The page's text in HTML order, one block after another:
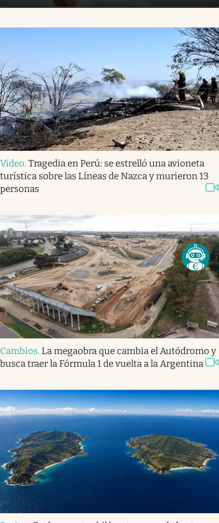
Video. Tragedia en Perú: se estrelló una avioneta
turística sobre las Líneas de Nazca y murieron 13
personas
Cambios. La megaobra que cambia el Autódromo y
busca traer la Fórmula 1 de vuelta a la Argentina